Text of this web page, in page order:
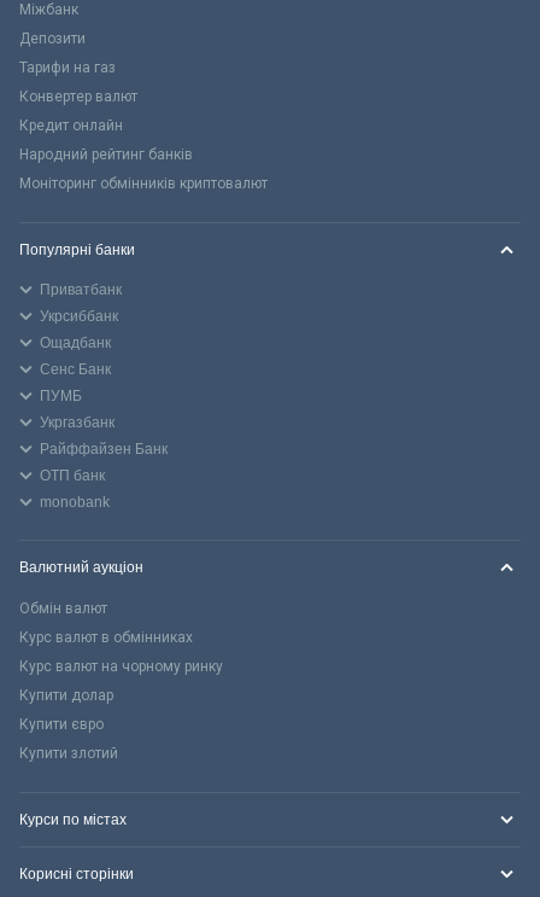
Міжбанк
Депозити
Тарифи на газ
Конвертер валют
Кредит онлайн
Народний рейтинг банків
Моніторинг обмінників криптовалют
Популярні банки
Приватбанк
Укрсиббанк
Ощадбанк
Сенс Банк
ПУМБ
Укргазбанк
Райффайзен Банк
ОТП банк
monobank
Валютний аукціон
Обмін валют
Курс валют в обмінниках
Курс валют на чорному ринку
Купити долар
Купити євро
Купити злотий
Курси по містах
Корисні сторінки